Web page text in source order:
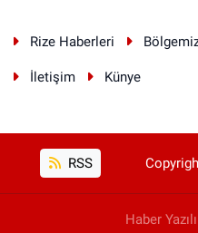
Rize Haberleri
İletişim Künye
RSS
Haber